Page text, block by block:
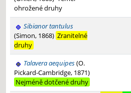
ohrožené druhy
Sibianor tantulus
(Simon, 1868) Zranitelné
druhy
Talavera aequipes(O.
Pickard-Cambridge, 1871)
Nejméně dotčené druhy